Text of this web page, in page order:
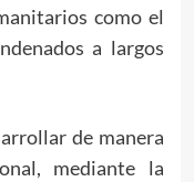
como el
a largos
de manera
mediante la